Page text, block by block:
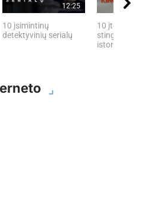
12:25
10 įsimintinų
detektyvinių serialų
10 įtemptų,
stingdančių
istorijų